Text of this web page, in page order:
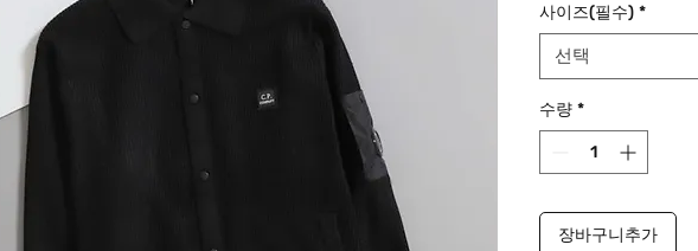
사이즈(필수) *
선택
수량 *
장바구니추가